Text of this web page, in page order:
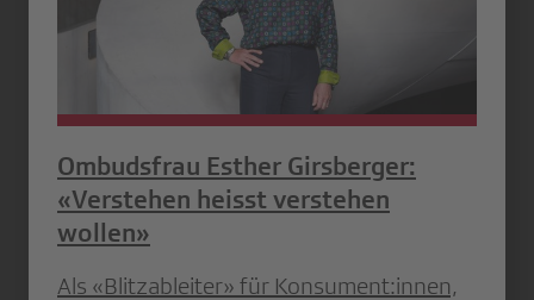
Ombudsfrau Esther Girsberger:
«Verstehen heisst verstehen
wollen»
Als «Blitzableiter» für Konsument:innen,